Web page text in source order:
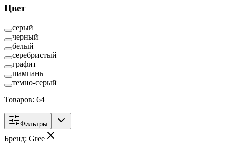
Цвет
серый
черный
белый
серебристый
графит
шампань
темно-серый
Товаров: 64
Фильтры
Бренд: Gree